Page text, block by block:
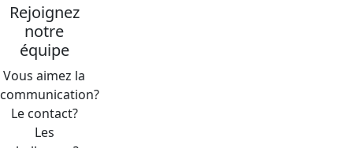
Rejoignez
notre
équipe
Vous aimez la
communication?
Le contact?
Les